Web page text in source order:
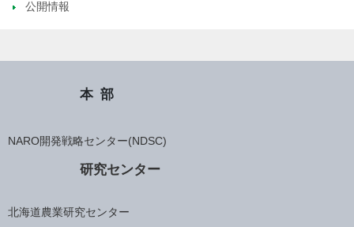
公開情報
本部
NARO開発戦略センター(NDSC)
研究センター
北海道農業研究センター